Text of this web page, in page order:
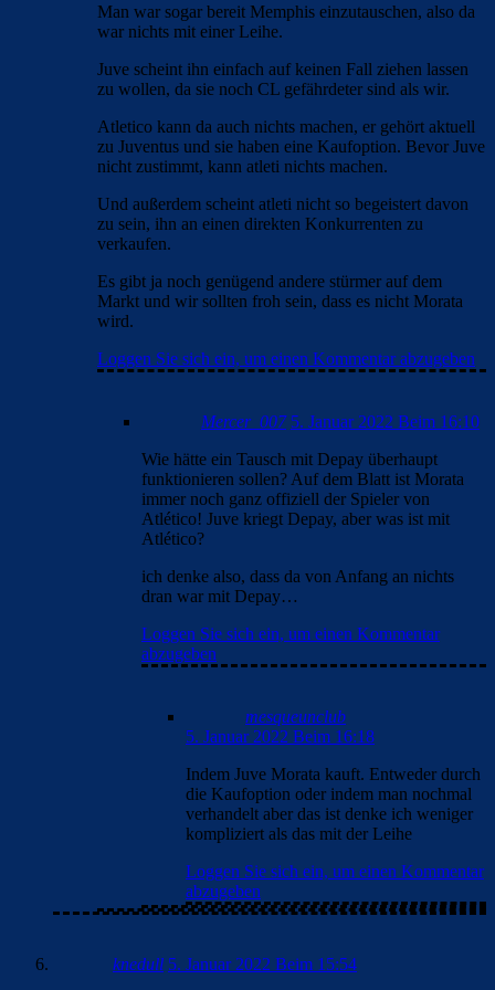
Man war sogar bereit Memphis einzutauschen, also da
war nichts mit einer Leihe.
Juve scheint ihn einfach auf keinen Fall ziehen lassen
zu wollen, da sie noch CL gefährdeter sind als wir.
Atletico kann da auch nichts machen, er gehört aktuell
zu Juventus und sie haben eine Kaufoption. Bevor Juve
nicht zustimmt, kann atleti nichts machen.
Und außerdem scheint atleti nicht so begeistert davon
zu sein, ihn an einen direkten Konkurrenten zu
verkaufen.
Es gibt ja noch genügend andere stürmer auf dem
Markt und wir sollten froh sein, dass es nicht Morata
wird.
Loggen Sie sich ein, um einen Kommentar abzugeben
Mercer_007 5. Januar 2022 Beim 16:10
Wie hätte ein Tausch mit Depay überhaupt
funktionieren sollen? Auf dem Blatt ist Morata
immer noch ganz offiziell der Spieler von
Atlético! Juve kriegt Depay, aber was ist mit
Atlético?
ich denke also, dass da von Anfang an nichts
dran war mit Depay…
Loggen Sie sich ein, um einen Kommentar
abzugeben
mesqueunclub
5. Januar 2022 Beim 16:18
Indem Juve Morata kauft. Entweder durch
die Kaufoption oder indem man nochmal
verhandelt aber das ist denke ich weniger
kompliziert als das mit der Leihe
Loggen Sie sich ein, um einen Kommentar
abzugeben
knedull 5. Januar 2022 Beim 15:54